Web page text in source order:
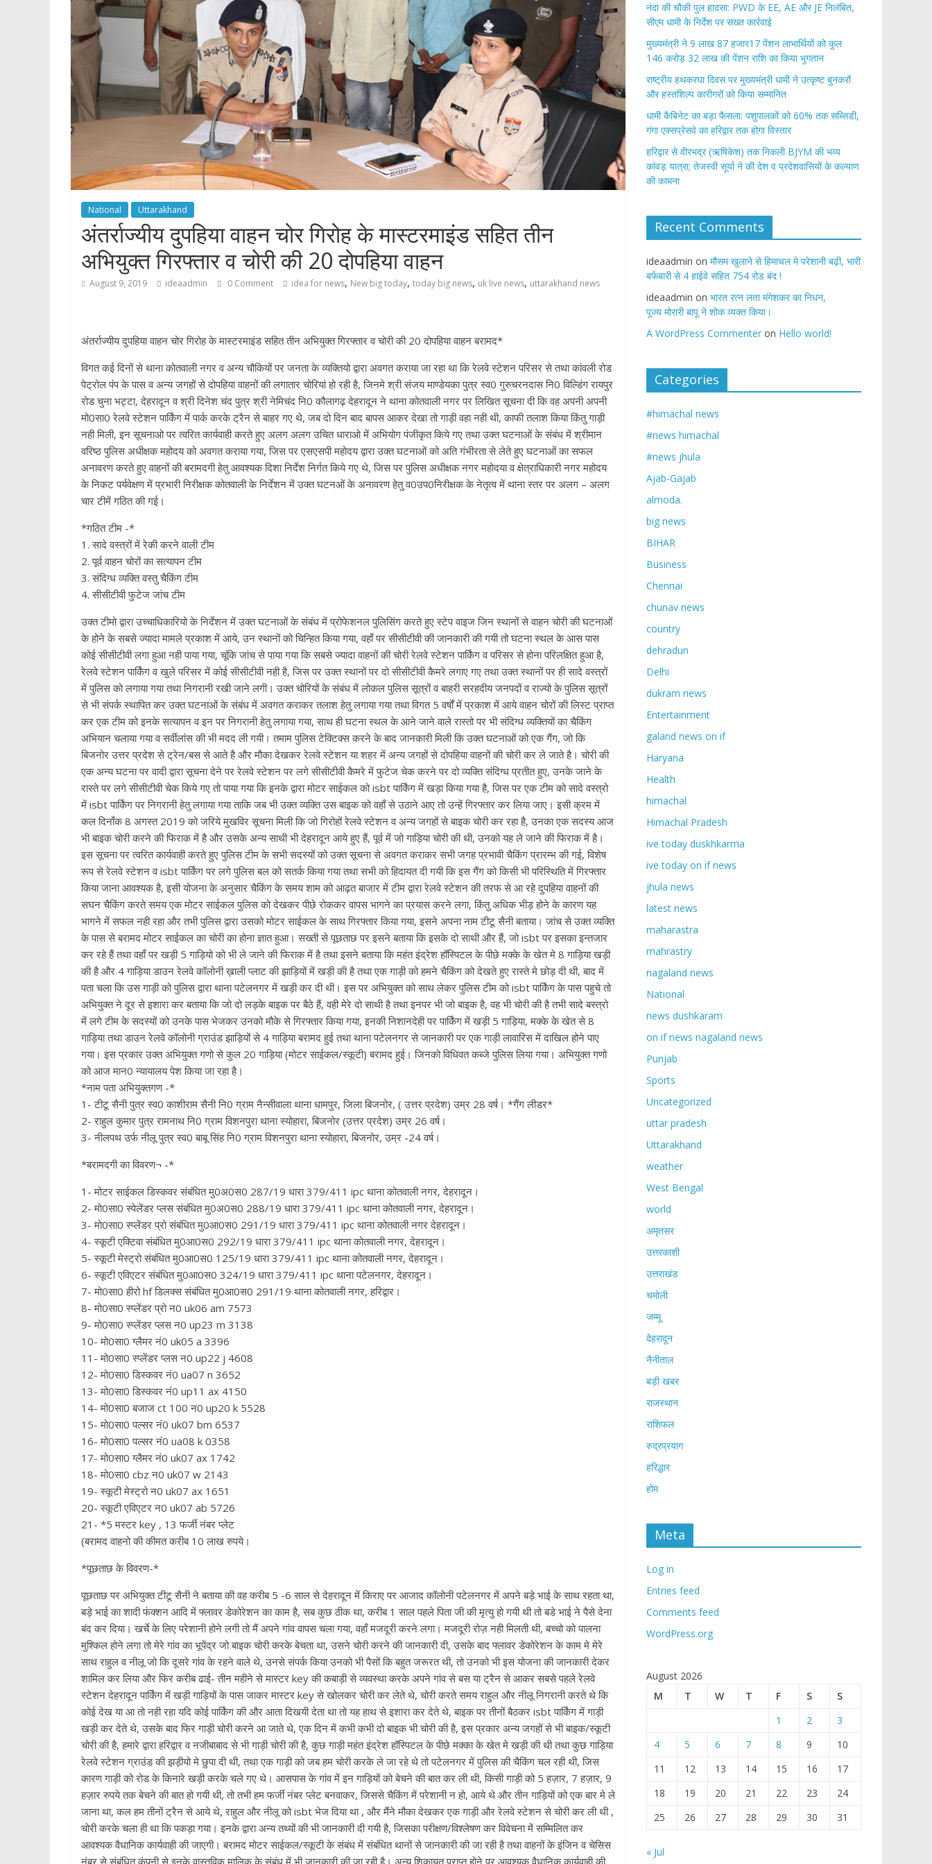
National Uttarakhand
अंतर्राज्यीय दुपहिया वाहन चोर गिरोह के मास्टरमाइंड सहित तीन
अभियुक्त गिरफ्तार व चोरी की 20 दोपहिया वाहन
August 9, 2019 ideaadmin 0 Comment idea for news, New big today, today big news, uk live news, uttarakhand news
अंतर्राज्यीय दुपहिया वाहन चोर गिरोह के मास्टरमाइंड सहित तीन अभियुक्त गिरफ्तार व चोरी की 20 दोपहिया वाहन बरामद*
विगत कई दिनों से थाना कोतवाली नगर व अन्य चौकियों पर जनता के व्यक्तियो द्वारा अवगत कराया जा रहा था कि रेलवे स्टेशन परिसर से तथा कांवली रोड
पेट्रोल पंप के पास व अन्य जगहों से दोपहिया वाहनों की लगातार चोरियां हो रही है, जिनमे श्री संजय माण्डेयका पुत्र स्व0 गुरुचरनदास नि0 विल्डिंग रायपुर
रोड चुना भट्टा, देहरादून व श्री दिनेश चंद पुत्र श्री नेमिचंद नि0 कौलागढ़ देहरादून ने थाना कोतवाली नगर पर लिखित सूचना दी कि वह अपनी अपनी
मो0सा0 रेलवे स्टेशन पार्किंग में पार्क करके ट्रैन से बाहर गए थे, जब दो दिन बाद बापस आकर देखा तो गाड़ी वहा नही थी, काफी तलाश किया किंतु गाड़ी
नही मिली, इन सूचनाओ पर त्वरित कार्यवाही करते हुए अलग अलग उचित धाराओ में अभियोग पंजीकृत किये गए तथा उक्त घटनाओं के संबंध में श्रीमान
वरिष्ठ पुलिस अधीक्षक महोदय को अवगत कराया गया, जिस पर एसएसपी महोदय द्वारा उक्त घटनाओं को अति गंभीरता से लेते हुए घटनाओं का सफल
अनावरण करते हुए वाहनों की बरामदगी हेतु आवश्यक दिशा निर्देश निर्गत किये गए थे, जिस पर पुलिस अधीक्षक नगर महोदया व क्षेत्राधिकारी नगर महोदय
के निकट पर्यवेक्षण में प्रभारी निरीक्षक कोतवाली के निर्देशन में उक्त घटनओं के अनावरण हेतु व0उप0निरीक्षक के नेतृत्व में थाना स्तर पर अलग – अलग
चार टीमें गठित की गई।
*गठित टीम -*
1. सादे वस्त्रों में रेकी करने वाली टीम
2. पूर्व वाहन चोरों का सत्यापन टीम
3. संदिग्ध व्यक्ति वस्तु चैकिंग टीम
4. सीसीटीवी फुटेज जांच टीम
उक्त टीमो द्वारा उच्चाधिकारियो के निर्देशन में उक्त घटनाओं के संबंध में प्रोफेशनल पुलिसिंग करते हुए स्टेप वाइज जिन स्थानों से वाहन चोरी की घटनाओं
के होने के सबसे ज्यादा मामले प्रकाश में आये, उन स्थानों को चिन्हित किया गया, वहाँ पर सीसीटीवी की जानकारी की गयी तो घटना स्थल के आस पास
कोई सीसीटीवी लगा हुआ नही पाया गया, चूंकि जांच से पाया गया कि सबसे ज्यादा वाहनों की चोरी रेलवे स्टेशन पार्किंग व परिसर से होना परिलक्षित हुआ है,
रेलवे स्टेशन पार्किंग व खुले परिसर में कोई सीसीटीवी नही है, जिस पर उक्त स्थानों पर दो सीसीटीवी कैमरे लगाए गए तथा उक्त स्थानों पर ही सादे वस्त्रों
में पुलिस को लगाया गया तथा निगरानी रखी जाने लगी। उक्त चोरियों के संबंध में लोकल पुलिस सूत्रों व बाहरी सरहदीय जनपदों व राज्यो के पुलिस सूत्रों
से भी संपर्क स्थापित कर उक्त घटनाओं के संबंध में अवगत कराकर तलाश हेतु लगाया गया तथा विगत 5 वर्षों में प्रकाश में आये वाहन चोरों की लिस्ट प्राप्त
कर एक टीम को इनके सत्यापन व इन पर निगरानी हेतु लगाया गया, साथ ही घटना स्थल के आने जाने वाले रास्तो पर भी संदिग्ध व्यक्तियों का चैकिंग
अभियान चलाया गया व सर्वीलांस की भी मदद ली गयी। तमाम पुलिस टेक्टिक्स करने के बाद जानकारी मिली कि उक्त घटनाओं को एक गैंग, जो कि
बिजनोर उत्तर प्रदेश से ट्रेन/बस से आते है और मौका देखकर रेलवे स्टेशन या शहर में अन्य जगहों से दोपहिया वाहनों की चोरी कर ले जाते है। चोरी की
एक अन्य घटना पर वादी द्वारा सूचना देने पर रेलवे स्टेशन पर लगे सीसीटीवी कैमरे में फुटेज चेक करने पर दो व्यक्ति संदिग्ध प्रतीत हुए, उनके जाने के
रास्ते पर लगे सीसीटीवी चेक किये गए तो पाया गया कि इनके द्वारा मोटर साईकल को isbt पार्किंग में खड़ा किया गया है, जिस पर एक टीम को सादे वस्त्रो
में isbt पार्किंग पर निगरानी हेतु लगाया गया ताकि जब भी उक्त व्यक्ति उस बाइक को वहाँ से उठाने आए तो उन्हें गिरफ्तार कर लिया जाए। इसी क्रम में
कल दिनाँक 8 अगस्त 2019 को जरिये मुखविर सूचना मिली कि जो गिरोहों रेलवे स्टेशन व अन्य जगहों से बाइक चोरी कर रहा है, उनका एक सदस्य आज
भी बाइक चोरी करने की फिराक में है और उसके अन्य साथी भी देहरादून आये हुए हैं, पूर्व में जो गाड़िया चोरी की थी, उनको यह ले जाने की फिराक में है।
इस सूचना पर त्वरित कार्यवाही करते हुए पुलिस टीम के सभी सदस्यों को उक्त सूचना से अवगत कराकर सभी जगह प्रभावी चैकिंग प्रारम्भ की गई, विशेष
रूप से रेलवे स्टेशन व isbt पार्किंग पर लगे पुलिस बल को सतर्क किया गया तथा सभी को हिदायत दी गयी कि इस गैंग को किसी भी परिस्थिति में गिरफ्तार
किया जाना आवश्यक है, इसी योजना के अनुसार चैकिंग के समय शाम को आढ़त बाजार में टीम द्वारा रेलवे स्टेशन की तरफ से आ रहे दुपहिया वाहनों की
सघन चैकिंग करते समय एक मोटर साईकल पुलिस को देखकर पीछे रोककर वापस भागने का प्रयास करने लगा, किंतु अधिक भीड़ होने के कारण यह
भागने में सफल नही रहा और तभी पुलिस द्वारा उसको मोटर साईकल के साथ गिरफ्तार किया गया, इसने अपना नाम टीटू सैनी बताया। जांच से उक्त व्यक्ति
के पास से बरामद मोटर साईकल का चोरी का होना ज्ञात हुआ। सख्ती से पूछताछ पर इसने बताया कि इसके दो साथी और हैं, जो isbt पर इसका इन्तजार
कर रहे हैं तथा वहाँ पर खड़ी 5 गाड़ियो को भी ले जाने की फिराक में है तथा इसने बताया कि महंत इंद्रेश हॉस्पिटल के पीछे मक्के के खेत मे 8 गाड़िया खड़ी
की है और 4 गाड़िया डाउन रेलवे कॉलोनी ख़ाली प्लाट की झाड़ियों में खड़ी की है तथा एक गाड़ी को हमने चैकिंग को देखते हुए रास्ते मे छोड़ दी थी, बाद में
पता चला कि उस गाड़ी को पुलिस द्वारा थाना पटेलनगर में खड़ी कर दी थी। इस पर अभियुक्त को साथ लेकर पुलिस टीम को isbt पार्किंग के पास पहुचे तो
अभियुक्त ने दूर से इशारा कर बताया कि जो दो लड़के बाइक पर बैठे हैं, वही मेरे दो साथी है तथा इनपर भी जो बाइक है, वह भी चोरी की है तभी सादे बस्त्रो
में लगे टीम के सदस्यों को उनके पास भेजकर उनको मौके से गिरफ्तार किया गया, इनकी निशानदेही पर पार्किंग में खड़ी 5 गाड़िया, मक्के के खेत से 8
गाड़िया तथा डाउन रेलवे कॉलोनी ग्राउंड झाड़ियों से 4 गाड़िया बरामद हुई तथा थाना पटेलनगर से जानकारी पर एक गाड़ी लावारिस में दाखिल होने पाए
गया। इस प्रकार उक्त अभियुक्त गणो से कुल 20 गाड़िया (मोटर साईकल/स्कूटी) बरामद हुई। जिनको विधिवत कब्जे पुलिस लिया गया। अभियुक्त गणो
को आज मान0 न्यायालय पेश किया जा रहा है।
*नाम पता अभियुक्तगण -*
1- टीटू सैनी पुत्र स्व0 काशीराम सैनी नि0 ग्राम नैन्सीवाला थाना धामपुर, जिला बिजनोर, ( उत्तर प्रदेश) उम्र 28 वर्ष। *गैंग लीडर*
2- राहुल कुमार पुत्र रामनाथ नि0 ग्राम विशनपुरा थाना स्योहारा, बिजनोर (उत्तर प्रदेश) उम्र 26 वर्ष।
3- नीलपथ उर्फ नीलू पुत्र स्व0 बाबू सिंह नि0 ग्राम विशनपुरा थाना स्योहारा, बिजनोर, उम्र -24 वर्ष।
*बरामदगी का विवरण¬ -*
1- मोटर साईकल डिस्कवर संबंधित मु0अ0स0 287/19 धारा 379/411 ipc थाना कोतवाली नगर, देहरादून।
2- मो0सा0 स्पेलेंडर प्लस संबंधित मु0अ0स0 288/19 धारा 379/411 ipc थाना कोतवाली नगर, देहरादून।
3- मो0सा0 स्प्लेंडर प्रो संबंधित मु0आ0स0 291/19 धारा 379/411 ipc थाना कोतवाली नगर देहरादून।
4- स्कूटी एक्टिवा संबंधित मु0आ0स0 292/19 धारा 379/411 ipc थाना कोतवाली नगर, देहरादून।
5- स्कूटी मेस्ट्रो संबंधित मु0आ0स0 125/19 धारा 379/411 ipc थाना कोतवाली नगर, देहरादून।
6- स्कूटी एविएटर संबंधित मु0आ0स0 324/19 धारा 379/411 ipc थाना पटेलनगर, देहरादून।
7- मो0सा0 हीरो hf डिलक्स संबंधित मु0आ0स0 291/19 थाना कोतवाली नगर, हरिद्वार।
8- मो0सा0 स्प्लेंडर प्रो न0 uk06 am 7573
9- मो0सा0 स्प्लेंडर प्लस न0 up23 m 3138
10- मो0सा0 ग्लैमर नं0 uk05 a 3396
11- मो0सा0 स्प्लेंडर प्लस न0 up22 j 4608
12- मो0सा0 डिस्कवर नं0 ua07 n 3652
13- मो0सा0 डिस्कवर नं0 up11 ax 4150
14- मो0सा0 बजाज ct 100 न0 up20 k 5528
15- मो0सा0 पल्सर नं0 uk07 bm 6537
16- मो0सा0 पल्सर नं0 ua08 k 0358
17- मो0सा0 ग्लैमर नं0 uk07 ax 1742
18- मो0सा0 cbz न0 uk07 w 2143
19- स्कूटी मेस्ट्रो न0 uk07 ax 1651
20- स्कूटी एविएटर न0 uk07 ab 5726
21- *5 मस्टर key , 13 फर्जी नंबर प्लेट
(बरामद वाहनो की कीमत करीब 10 लाख रुपये।
*पूछताछ के विवरण-*
पूछताछ पर अभियुक्त टीटू सैनी ने बताया की वह करीब 5 -6 साल से देहरादून में किराए पर आजाद कॉलोनी पटेलनगर में अपने बड़े भाई के साथ रहता था,
बड़े भाई का शादी फंक्शन आदि में फ्लावर डेकोरेशन का काम है, सब कुछ ठीक था, करीब 1 साल पहले पिता जी की मृत्यु हो गयी थी तो बडे भाई ने पैसे देना
बंद कर दिया। खर्चे के लिए परेशानी होने लगी तो मैं अपने गांव वापस चला गया, वहाँ मजदूरी करने लगा। मजदूरी रोज़ नही मिलती थी, बच्चो को पालना
मुश्किल होने लगा तो मेरे गांव का भूपेंद्र जो बाइक चोरी करके बेचता था, उसने चोरी करने की जानकारी दी, उसके बाद फ्लावर डेकोरेशन के काम मे मेरे
साथ राहुल व नीलू जो कि दूसरे गांव के रहने वाले थे, उनसे संपर्क किया उनको भी पैसों कि बहुत जरूरत थी, तो उनको भी इस योजना की जानकारी देकर
शामिल कर लिया और फिर करीब ढाई- तीन महीने से मास्टर key की कबाड़ी से व्यवस्था करके अपने गांव से बस या ट्रैन से आकर सबसे पहले रेलवे
स्टेशन देहरादून पार्किंग में खड़ी गाड़ियों के पास जाकर मास्टर key से खोलकर चोरी कर लेते थे, चोरी करते समय राहुल और नीलू निगरानी करते थे कि
कोई देख या आ तो नही रहा यदि कोई पार्किंग की और आता दिखयी देता था तो यह हाथ से इशारा कर देते थे, बाइक पर तीनों बैठकर isbt पार्किंग में गाड़ी
खड़ी कर देते थे, उसके बाद फिर गाड़ी चोरी करने आ जाते थे, एक दिन में कभी कभी दो बाइक भी चोरी की है, इस प्रकार अन्य जगहों से भी बाइक/स्कूटी
चोरी की है, हमारे द्वारा हरिद्वार व नजीबाबाद से भी गाड़ी चोरी की है, कुछ गाड़ी महंत इंद्रेश हॉस्पिटल के पीछे मक्का के खेत मे खड़ी की थी तथा कुछ गाड़िया
रेलवे स्टेशन ग्राउंड की झड़ीयो मे छुपा दी थी, तथा एक गाड़ी को जब हम चोरी करके ले जा रहे थे तो पटेलनगर में पुलिस की चैकिंग चल रही थी, जिस
कारण गाड़ी को रोड के किनारे खड़ी करके चले गए थे। आसपास के गांव में इन गाड़ियों को बेचने की बात कर ली थी, किसी गाड़ी को 5 हज़ार, 7 हज़ार, 9
हज़ार रुपये तक बेचने की बात हो गयी थी, तो तभी हम फर्जी नंबर प्लेट बनवाकर, जिससे चैकिंग में परेशानी न हो, आये थे और तीन गाड़ियों को एक बार मे ले
जाना था, कल हम तीनों ट्रैन से आये थे, राहुल और नीलू को isbt भेज दिया था , और मैंने मौका देखकर एक गाड़ी और रेलवे स्टेशन से चोरी कर ली थी ,
चोरी करके चला ही था कि पकड़ा गया। इनके द्वारा अन्य तथ्यों की भी जानकारी दी गयी है, जिसका परीक्षण/विश्लेषण कर विवेचना में सम्मिलित कर
आवश्यक वैधानिक कार्यवाही की जाएगी। बरामद मोटर साईकल/स्कूटी के संबंध में संबंधित थानों से जानकारी की जा रही है तथा वाहनों के इंजिन व चेसिस
नंबर से संबंधित कंपनी से इनके वास्तविक मालिक के संबंध में भी जानकारी की जा रही है। अन्य शिकायत प्राप्त होने पर आवश्यक वैधानिक कार्यवाही की
नंदा की चौकी पुल हादसा: PWD के EE, AE और JE निलंबित,
सीएम धामी के निर्देश पर सख्त कार्रवाई
मुख्यमंत्री ने 9 लाख 87 हजार17 पेंशन लाभार्थियों को कुल
146 करोड़ 32 लाख की पेंशन राशि का किया भुगतान
राष्ट्रीय हथकरघा दिवस पर मुख्यमंत्री धामी ने उत्कृष्ट बुनकरों
और हस्तशिल्प कारीगरों को किया सम्मानित
​धामी कैबिनेट का बड़ा फैसला: पशुपालकों को 60% तक सब्सिडी,
गंगा एक्सप्रेसवे का हरिद्वार तक होगा विस्तार
​हरिद्वार से वीरभद्र (ऋषिकेश) तक निकली BJYM की भव्य
कांवड़ यात्रा; तेजस्वी सूर्या ने की देश व प्रदेशवासियों के कल्याण
की कामना
Recent Comments
ideaadmin on मौसम खुलाने से हिमाचल मे परेशानी बढ़ी, भारी
बर्फबारी से 4 हाईवे सहित 754 रोड बंद !
ideaadmin on भारत रत्न लता मंगेशकर का निधन,
पूज्य मोरारी बापू ने शोक व्यक्त किया।
A WordPress Commenter on Hello world!
Categories
#himachal news
#news himachal
#news jhula
Ajab-Gajab
almoda.
big news
BIHAR
Business
Chennai
chunav news
country
dehradun
Delhi
dukram news
Entertainment
galand news on if
Haryana
Health
himachal
Himachal Pradesh
ive today duskhkarma
ive today on if news
jhula news
latest news
maharastra
mahrastry
nagaland news
National
news dushkaram
on if news nagaland news
Punjab
Sports
Uncategorized
uttar pradesh
Uttarakhand
weather
West Bengal
world
अमृतसर
उत्तरकाशी
उत्तराखंड
चमोली
जम्मू
देहरादून
नैनीताल
बड़ी खबर
राजस्थान
राशिफल
रुद्रप्रयाग
हरिद्धार
होम
Meta
Log in
Entries feed
Comments feed
WordPress.org
August 2026
M
T W T F S
S
1
2
3
4
5 6 7 8 9
10
11
12 13 14 15 16
17
18
19 20 21 22 23
24
25
26 27 28 29 30 31
« Jul